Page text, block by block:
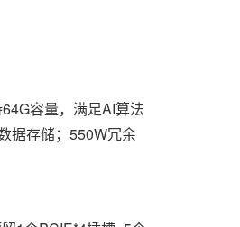
容量，满足AI算法
据存储；550W冗余